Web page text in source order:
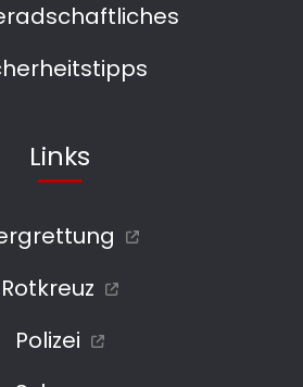
Links
Rotkreuz
Polizei